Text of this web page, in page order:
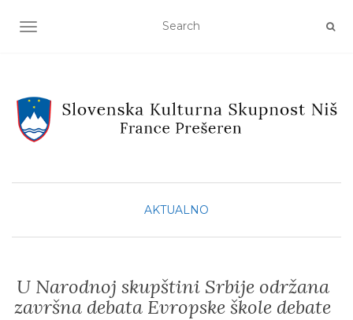
TOGGLE NAVIGATION
AKTUALNO
U Narodnoj skupštini Srbije održana
završna debata Evropske škole debate